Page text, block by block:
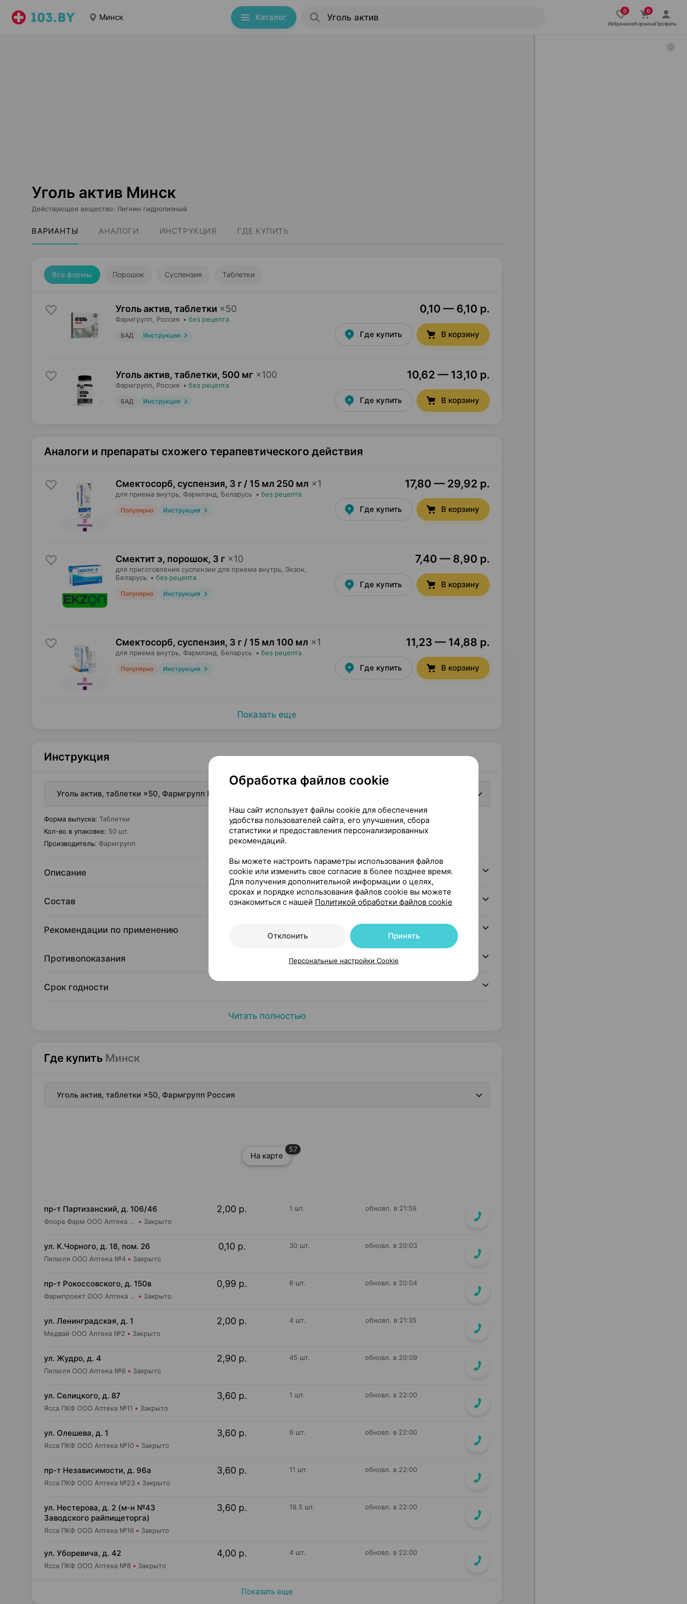
Минск Каталог
ИзбранноеКорзинаПрофиль
Уголь актив Минск
Действующее вещество: Лигнин гидролизный
ВАРИАНТЫ АНАЛОГИ ИНСТРУКЦИЯ ГДЕ КУПИТЬ
Все формы Порошок Суспензия Таблетки
Уголь актив, таблетки ×50
Фармгрупп , Россия • без рецепта
БАД Инструкция
0,10 — 6,10 р.
Где купить В корзину
Уголь актив, таблетки, 500 мг ×100
Фармгрупп , Россия • без рецепта
БАД Инструкция
10,62 — 13,10 р.
Где купить В корзину
Аналоги и препараты схожего терапевтического действия
Смектосорб, суспензия, 3 г / 15 мл 250 мл ×1
для приема внутрь, Фармлэнд , Беларусь • без рецепта
Популярно Инструкция
17,80 — 29,92 р.
Где купить В корзину
Смектит э, порошок, 3 г ×10
для приготовления суспензии для приема внутрь, Экзон
Беларусь • без рецепта
Популярно Инструкция
7,40 — 8,90 р.
Где купить В корзину
Смектосорб, суспензия, 3 г / 15 мл 100 мл ×1
для приема внутрь, Фармлэнд , Беларусь • без рецепта
Популярно Инструкция
11,23 — 14,88 р.
Где купить В корзину
Показать еще
Инструкция
Уголь актив, таблетки ×50, Фармгрупп Россия
Форма выпуска: Таблетки
Кол-во в упаковке: 50 шт.
Производитель: Фармгрупп
Описание
Состав
Рекомендации по применению
Противопоказания
Срок годности
Читать полностью
Где купить Минск
Уголь актив, таблетки ×50, Фармгрупп Россия
На карте
57
пр-т Партизанский, д. 106/46
Флора Фарм ООО Аптека №20 Закрыто
2,00 р. 1 шт. обновл. в 21:59
ул. К.Чорного, д. 18, пом. 26
Пилюля ООО Аптека №4 Закрыто
0,10 р. 30 шт. обновл. в 20:03
пр-т Рокоссовского, д. 150в
Фармпроект ООО Аптека бережливых №11 Закрыто
0,99 р. 6 шт. обновл. в 20:04
ул. Ленинградская, д. 1
Медвай ООО Аптека №2 Закрыто
2,00 р. 4 шт. обновл. в 21:35
ул. Жудро, д. 4
Пилюля ООО Аптека №6 Закрыто
2,90 р. 45 шт. обновл. в 20:09
ул. Селицкого, д. 87
Ясса ПКФ ООО Аптека №11 Закрыто
3,60 р. 1 шт. обновл. в 22:00
ул. Олешева, д. 1
Ясса ПКФ ООО Аптека №10 Закрыто
3,60 р. 6 шт. обновл. в 22:00
пр-т Независимости, д. 96а
Ясса ПКФ ООО Аптека №23 Закрыто
3,60 р. 11 шт. обновл. в 22:00
ул. Нестерова, д. 2 (м-н №43
Заводского райпищеторга)
Ясса ПКФ ООО Аптека №16 Закрыто
3,60 р. 19.5 шт. обновл. в 22:00
ул. Уборевича, д. 42
Ясса ПКФ ООО Аптека №8 Закрыто
4,00 р. 4 шт. обновл. в 22:00
Показать еще
Обработка файлов cookie
Наш сайт использует файлы cookie для обеспечения
удобства пользователей сайта, его улучшения, сбора
статистики и предоставления персонализированных
рекомендаций.
Вы можете настроить параметры использования файлов
cookie или изменить свое согласие в более позднее время.
Для получения дополнительной информации о целях,
сроках и порядке использования файлов cookie вы можете
ознакомиться с нашей Политикой обработки файлов cookie
Отклонить Принять
Персональные настройки Cookie